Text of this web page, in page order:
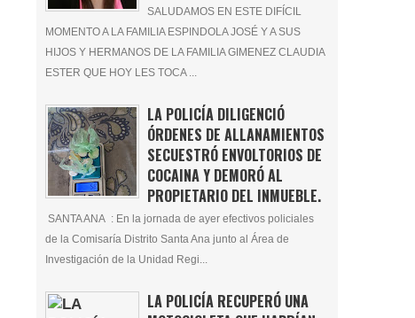
SALUDAMOS EN ESTE DIFÍCIL
MOMENTO A LA FAMILIA ESPINDOLA JOSÉ Y A SUS
HIJOS Y HERMANOS DE LA FAMILIA GIMENEZ CLAUDIA
ESTER QUE HOY LES TOCA ...
LA POLICÍA DILIGENCIÓ
ÓRDENES DE ALLANAMIENTOS
SECUESTRÓ ENVOLTORIOS DE
COCAINA Y DEMORÓ AL
PROPIETARIO DEL INMUEBLE.
SANTA ANA : En la jornada de ayer efectivos policiales
de la Comisaría Distrito Santa Ana junto al Área de
Investigación de la Unidad Regi...
LA POLICÍA RECUPERÓ UNA